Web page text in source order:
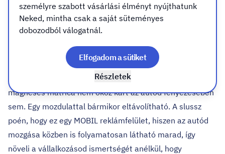
karosszériájára lehet helyezni, amennyiben az
mágnesezhető fémből van (nem alumínium és nincs
vastag gitt réteg a festék alatt). Ezt egyszerűen
ellenőrizheted, bármilyen mágnest, például hűtőmágnest,
próbálj meg az autót felületére tenni, ha megtapad, akkor
rendben lesz! Ha betartod a felhasználási feltételeket a
mágneses matrica nem okoz kárt az autód fényezésében
sem. Egy mozdulattal bármikor eltávolítható. A slussz
poén, hogy ez egy MOBIL reklámfelület, hiszen az autód
mozgása közben is folyamatosan látható marad, így
növeli a vállalkozásod ismertségét anélkül, hogy
személyre szabott vásárlási élményt nyújthatunk
Neked, mintha csak a saját süteményes
dobozodból válogatnál.
Részletek
Elfogadom a sütiket